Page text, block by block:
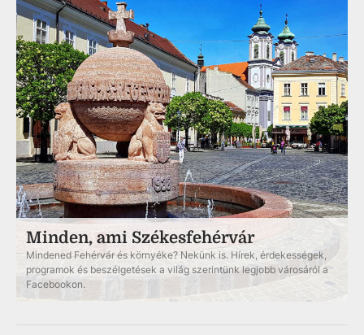
Minden, ami Székesfehérvár
Mindened Fehérvár és környéke? Nekünk is. Hírek, érdekességek,
programok és beszélgetések a világ szerintünk legjobb városáról a
Facebookon.